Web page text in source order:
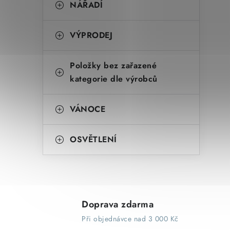
NÁŘADÍ
VÝPRODEJ
Položky bez zařazené
kategorie dle výrobců
VÁNOCE
OSVĚTLENÍ
Doprava zdarma
Při objednávce nad 3 000 Kč